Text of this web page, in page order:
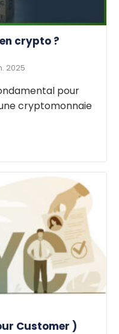
crypto ?
2025
pour
cryptomonnaie
Customer )